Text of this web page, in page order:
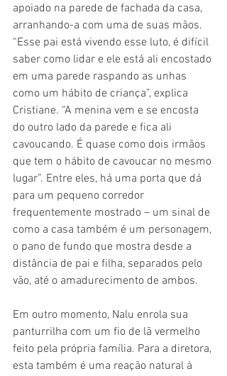
apoiado na parede de fachada da casa,
arranhando-a com uma de suas mãos.
“Esse pai está vivendo esse luto, é difícil
saber como lidar e ele está ali encostado
em uma parede raspando as unhas
como um hábito de criança”, explica
Cristiane. “A menina vem e se encosta
do outro lado da parede e fica ali
cavoucando. É quase como dois irmãos
que tem o hábito de cavoucar no mesmo
lugar”. Entre eles, há uma porta que dá
para um pequeno corredor
frequentemente mostrado – um sinal de
como a casa também é um personagem,
o pano de fundo que mostra desde a
distância de pai e filha, separados pelo
vão, até o amadurecimento de ambos.
Em outro momento, Nalu enrola sua
panturrilha com um fio de lã vermelho
feito pela própria família. Para a diretora,
esta também é uma reação natural à